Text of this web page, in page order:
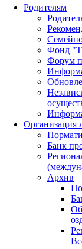
Родителям
Фонд
Форум
Организация
Банк
Архив